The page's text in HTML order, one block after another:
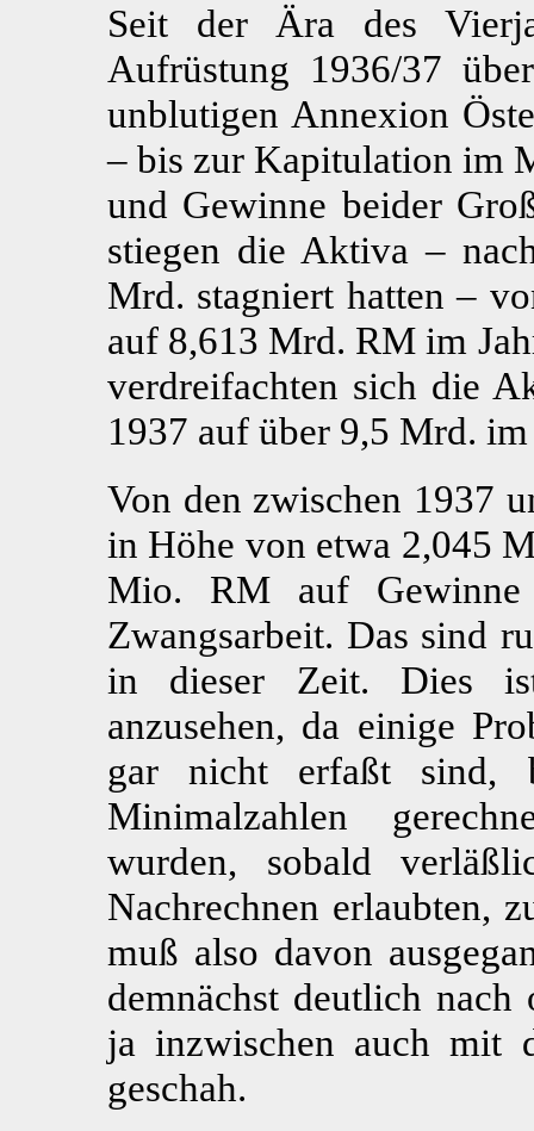
Seit der Ära des
Aufrüstung 1936/37
unblutigen Annexion
– bis zur Kapitulation im
und Gewinne beider
stiegen die Aktiva –
Mrd. stagniert hatten –
auf 8,613 Mrd. RM im
verdreifachten sich die
1937 auf über 9,5 Mrd.
Von den zwischen 1937
in Höhe von etwa 2,045
Mio. RM auf Gewinne
Zwangsarbeit. Das sind
in dieser Zeit. Dies
anzusehen, da einige
gar nicht erfaßt sind,
Minimalzahlen
wurden, sobald
Nachrechnen erlaubten,
muß also davon
demnächst deutlich
ja inzwischen auch mit
geschah.